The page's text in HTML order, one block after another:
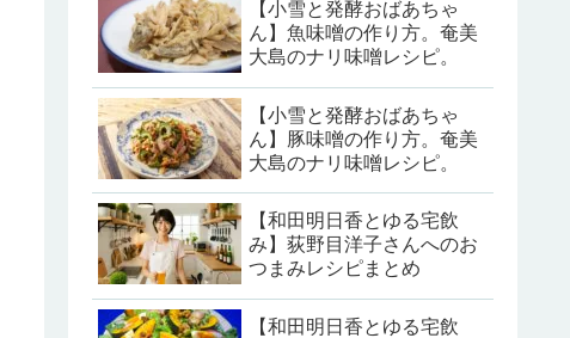
【小雪と発酵おばあちゃ
ん】魚味噌の作り方。奄美
大島のナリ味噌レシピ。
【小雪と発酵おばあちゃ
ん】豚味噌の作り方。奄美
大島のナリ味噌レシピ。
【和田明日香とゆる宅飲
み】荻野目洋子さんへのお
つまみレシピまとめ
【和田明日香とゆる宅飲